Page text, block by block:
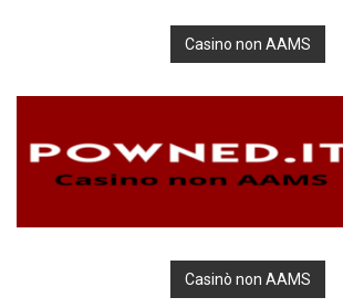
Casino non AAMS
Casinò non AAMS